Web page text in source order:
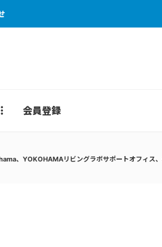
会員登録
、YOKOHAMAリビングラボサポートオフィス